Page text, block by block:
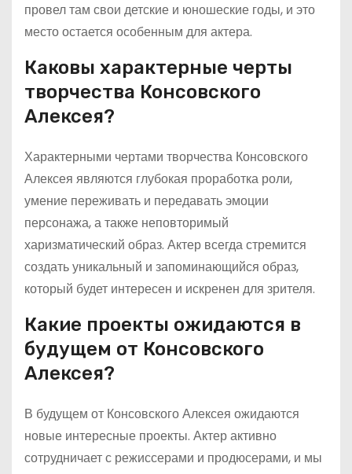
провел там свои детские и юношеские годы, и это
место остается особенным для актера.
Каковы характерные черты
творчества Консовского
Алексея?
Характерными чертами творчества Консовского
Алексея являются глубокая проработка роли,
умение переживать и передавать эмоции
персонажа, а также неповторимый
харизматический образ. Актер всегда стремится
создать уникальный и запоминающийся образ,
который будет интересен и искренен для зрителя.
Какие проекты ожидаются в
будущем от Консовского
Алексея?
В будущем от Консовского Алексея ожидаются
новые интересные проекты. Актер активно
сотрудничает с режиссерами и продюсерами, и мы